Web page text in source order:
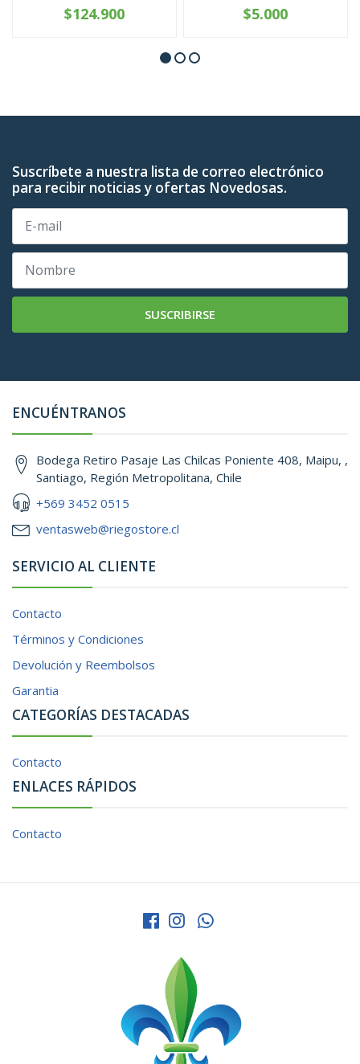
$124.900 $5.000
Suscríbete a nuestra lista de correo electrónico
para recibir noticias y ofertas Novedosas.
SUSCRIBIRSE
ENCUÉNTRANOS
Bodega Retiro Pasaje Las Chilcas Poniente 408, Maipu, ,
Santiago, Región Metropolitana, Chile
+569 3452 0515
ventasweb@riegostore.cl
SERVICIO AL CLIENTE
Contacto
Términos y Condiciones
Devolución y Reembolsos
Garantia
CATEGORÍAS DESTACADAS
Contacto
ENLACES RÁPIDOS
Contacto